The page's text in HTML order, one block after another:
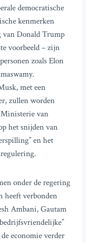
democratische
kenmerken
van Donald Trump
voorbeeld – zijn
zoals Elon
met een
zullen worden
van
het snijden van
en het
onder de regering
heeft verbonden
Ambani, Gautam
economie verder